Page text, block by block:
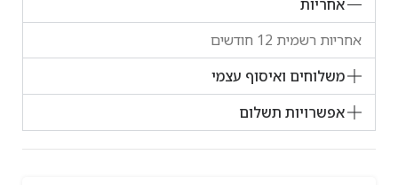
אחריות
אחריות רשמית 12 חודשים
משלוחים ואיסוף עצמי
אפשרויות תשלום